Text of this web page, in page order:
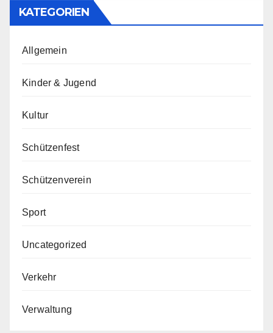
KATEGORIEN
Allgemein
Kinder & Jugend
Kultur
Schützenfest
Schützenverein
Sport
Uncategorized
Verkehr
Verwaltung